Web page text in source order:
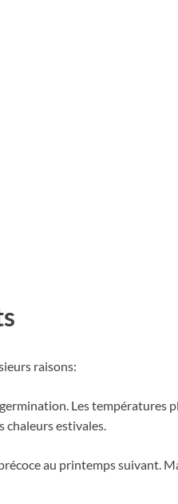
raisons:
Les températures
estivales.
au printemps suivant.